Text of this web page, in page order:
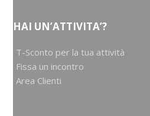
HAI UN’ATTIVITA’?
T-Sconto per la tua attività
Fissa un incontro
Area Clienti